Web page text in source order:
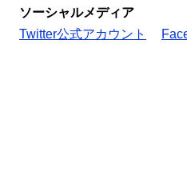
ソーシャルメディア
Twitter公式アカウント